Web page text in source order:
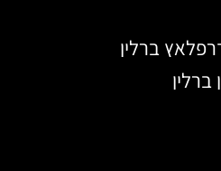
ברלין